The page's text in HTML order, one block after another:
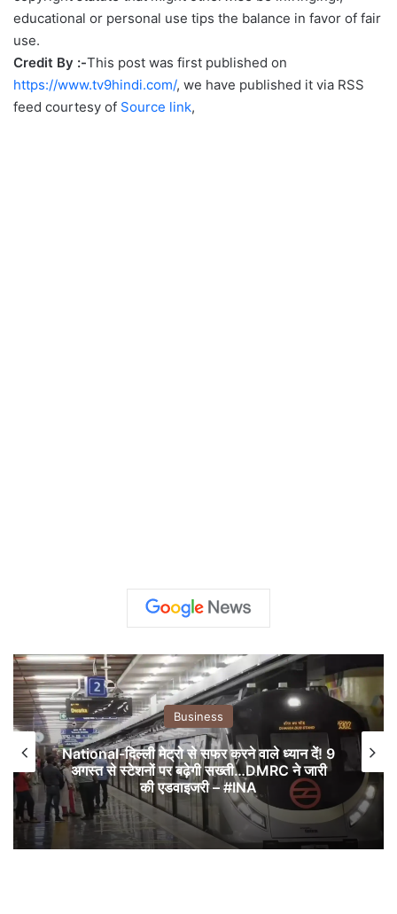
educational or personal use tips the balance in favor of fair
use.
Credit By :-This post was first published on
https://www.tv9hindi.com/, we have published it via RSS
feed courtesy of Source link,
Business
National-दिल्ली मेट्रो से सफर करने वाले ध्यान दें! 9
अगस्त से स्टेशनों पर बढ़ेगी सख्ती…DMRC ने जारी
की एडवाइजरी – #INA